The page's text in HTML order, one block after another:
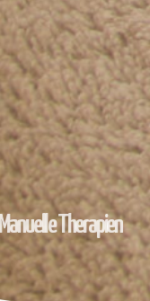
Manuelle Therapien